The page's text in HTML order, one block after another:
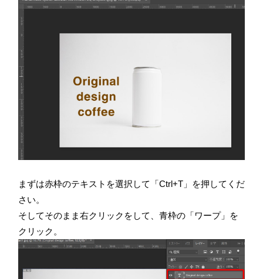
まずは赤枠のテキストを選択して「Ctrl+T」を押してくだ
さい。
そしてそのまま右クリックをして、青枠の「ワープ」を
クリック。